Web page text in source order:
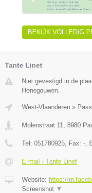
BEKIJK VOLLEDIG
Tante Linet
Niet gevestigd in de
Henegouwen.
West-Vlaanderen »
Molenstraat 11 8980
Tel: 051780925 , Fax: - ,
E-mail › Tante Linet
Website: https://
Screenshot ▼